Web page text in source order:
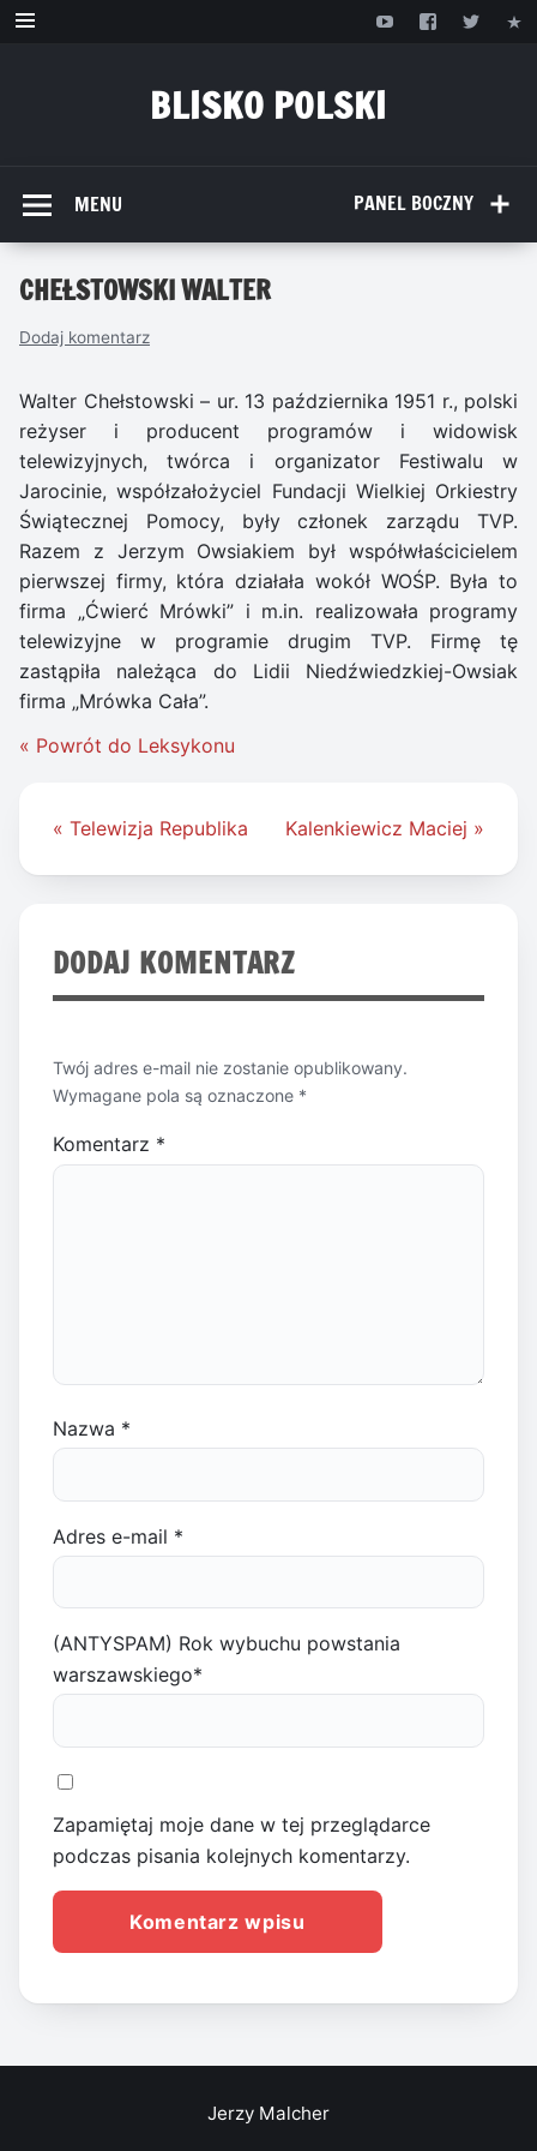
Przejdź
BLISKO POLSKI
PANEL BOCZNY
MENU
CHEŁSTOWSKI WALTER
Dodaj komentarz
Walter Chełstowski – ur. 13 października 1951 r., polski
reżyser i producent programów i widowisk
telewizyjnych, twórca i organizator Festiwalu w
Jarocinie, współzałożyciel Fundacji Wielkiej Orkiestry
Świątecznej Pomocy, były członek zarządu TVP.
Razem z Jerzym Owsiakiem był współwłaścicielem
pierwszej firmy, która działała wokół WOŚP. Była to
firma „Ćwierć Mrówki” i m.in. realizowała programy
telewizyjne w programie drugim TVP. Firmę tę
zastąpiła należąca do Lidii Niedźwiedzkiej-Owsiak
firma „Mrówka Cała”.
« Powrót do Leksykonu
Nawigacja
« Telewizja Republika Kalenkiewicz Maciej »
DODAJ KOMENTARZ
Twój adres e-mail nie zostanie opublikowany.
Wymagane pola są oznaczone *
Komentarz *
Nazwa *
Adres e-mail *
(ANTYSPAM) Rok wybuchu powstania
warszawskiego*
Zapamiętaj moje dane w tej przeglądarce
podczas pisania kolejnych komentarzy.
Jerzy Malcher